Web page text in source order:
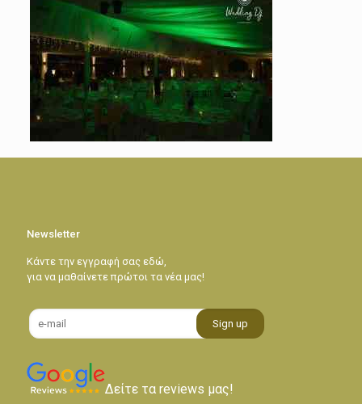
Newsletter
Κάντε την εγγραφή σας εδώ,
για να μαθαίνετε πρώτοι τα νέα μας!
Δείτε τα reviews μας!